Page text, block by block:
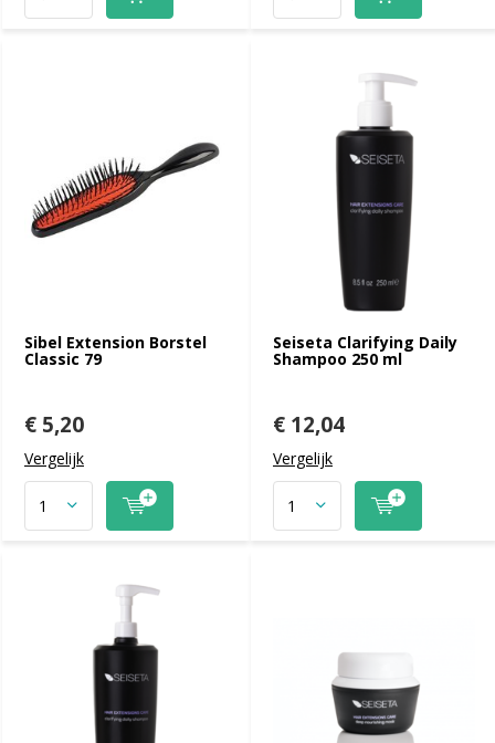
Sibel Extension Borstel
Classic 79
€ 5,20
Vergelijk
Seiseta Clarifying Daily
Shampoo 250 ml
€ 12,04
Vergelijk